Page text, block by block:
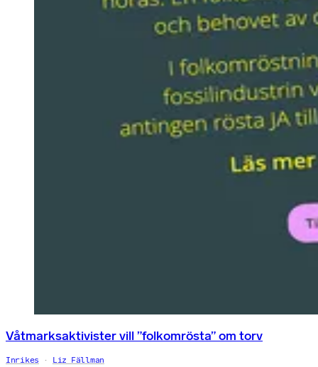
Våtmarksaktivister vill ”folkomrösta” om torv
Inrikes Liz Fällman